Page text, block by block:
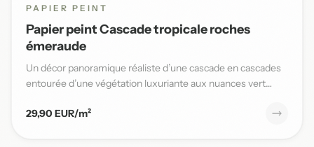
PAPIER PEINT
Papier peint Cascade tropicale roches
émeraude
Un décor panoramique réaliste d’une cascade en cascades
entourée d’une végétation luxuriante aux nuances vert
29,90 EUR/m²